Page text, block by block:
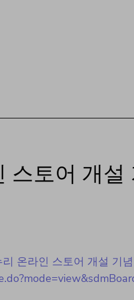
토어 개설
온라인 스토어 개설 기